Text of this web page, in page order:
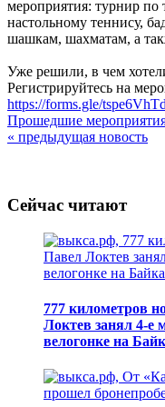
мероприятия: турнир по
настольному теннису,
шашкам, шахматам, а
Уже решили, в чем
Регистрируйтесь на
https://forms.gle/
Прошедшие
« предыдущая новость
Сейчас читают
777 километров
Локтев занял 4-е
велогонке на